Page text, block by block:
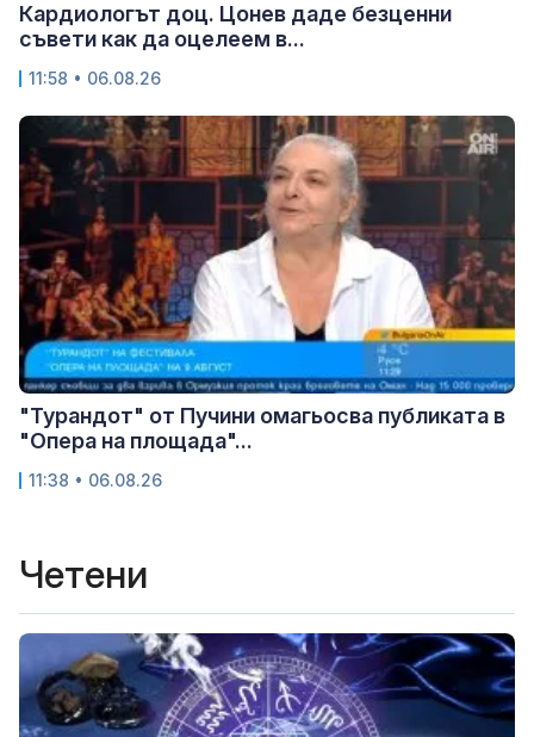
Кардиологът доц. Цонев даде безценни
съвети как да оцелеем в...
11:58 • 06.08.26
"Турандот" от Пучини омагьосва публиката в
"Опера на площада"...
11:38 • 06.08.26
Четени